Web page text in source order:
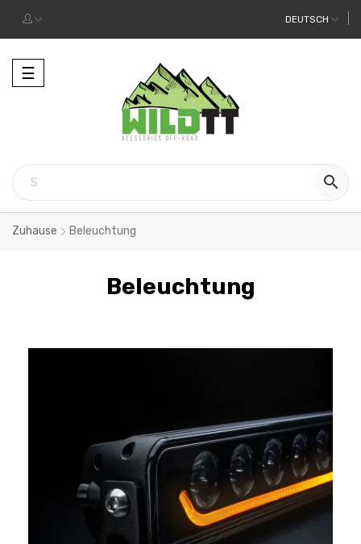
DEUTSCH
Toggle
navigation
☰

Zuhause Beleuchtung
Beleuchtung